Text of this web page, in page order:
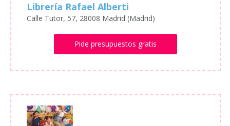
Librería Rafael Alberti
Calle Tutor, 57, 28008 Madrid (Madrid)
Pide presupuestos gratis